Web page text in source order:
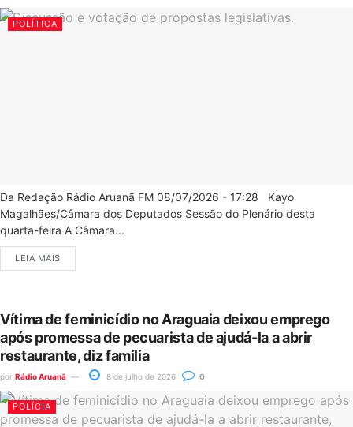
POLÍTICA
Da Redação Rádio Aruanã FM 08/07/2026 - 17:28 Kayo
Magalhães/Câmara dos Deputados Sessão do Plenário desta
quarta-feira A Câmara...
LEIA MAIS
Vítima de feminicídio no Araguaia deixou emprego
após promessa de pecuarista de ajudá-la a abrir
restaurante, diz família
por Rádio Aruanã 8 de julho de 2026 0
POLÍCIA